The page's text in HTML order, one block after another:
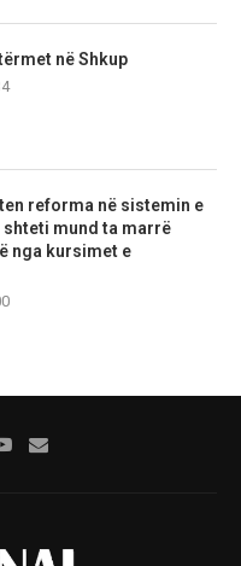
në Shkup
reforma në sistemin e
shteti mund ta marrë
nga kursimet e